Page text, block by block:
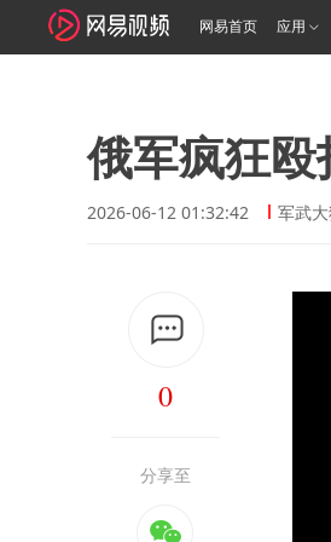
网易首页 应用
俄军疯狂
2026-06-12 01:32:42 军武
0
分享至